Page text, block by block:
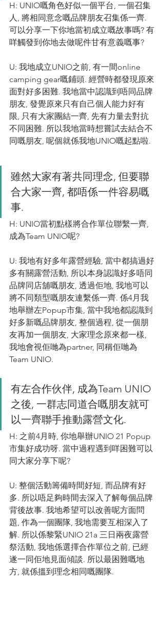
H: UNIO嘅角色好似一個平台, 一個召集
人, 將相同意念嘅品牌朋友召集係一齊.
可以分享一下你地當初成立嘅故事嗎? 有
咩觸發到你地去做呢件甘有意義嘅事?
U: 我地成立UNIO之前, 有一間online
camping gear嘅鋪頭. 經營時都發現原來
面對好多困難. 我地當中認識到唔同品牌
朋友, 發覺原來只有自己個人能力好有
限, 只有大家團結一齊, 先有力量去對抗
不同困難. 所以我地當時想嘗試去結合不
同嘅朋友, 呢個就係我地UNIO嘅起點啦.
雖然大家有著共同理念, 但要聯
合大家一齊, 都唔係一件容易嘅
事.
H: UNIO當初點樣將合作單位聯繫一齊,
成為Team UNIO呢?
U: 我地有好多年露營經驗, 當中都搞過好
多有關露營活動, 所以本身認識好多唔同
品牌同店舖嘅朋友, 透過佢地, 我地可以
將不同類型嘅朋友連繫係一齊. 係4月我
地舉辦左Popup市集, 當中我地都認識到
好多新嘅品牌朋友, 整個過程, 從一個朋
友再加一個朋友, 大家理念原來都一樣,
我地會視佢哋為partner, 同稱佢哋為
Team UNIO.
有左合作伙伴, 成為Team UNIO
之後, 一群志同道合嘅朋友就可
以一齊聯手推動露營文化.
H: 之前4月時, 你地舉辦UNIO 21 Popup
市集好成功呀. 當中過程遇到咩困難可以
同大家分享下呢?
U: 整個活動籌備時間好短, 而品牌有好
多. 所以唔足夠時間去深入了解每個品牌
背後故事. 我地希望可以改善呢方面問
題, 作為一個團隊, 我地需要互相深入了
解. 所以係黎緊UNIO 21a 三日兩夜露營
祭活動, 我地係選擇合作單位之前, 已經
遂一同佢地見面傾談. 所以最困難嘅地
方, 就係搵到理念相同嘅團隊.